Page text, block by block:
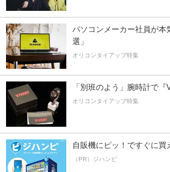
パソコンメーカー社員が本
選」
オリコンタイアップ特集
「別班のよう」腕時計で
オリコンタイアップ特集
自販機にピッ！ですぐに買
（PR）ジハンピ